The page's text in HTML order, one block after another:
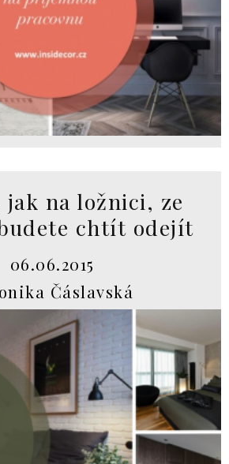
na ložnici, ze
chtít odejít
06.06.2015
Čáslavská